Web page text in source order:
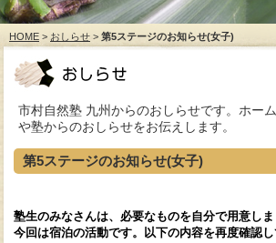
HOME > おしらせ > 第5ステージのお知らせ(女子)
市村自然塾 九州からのおしらせです。ホー
や塾からのおしらせをお伝えします。
第5ステージのお知らせ(女子)
塾生のみなさんは、必要なものを自分で用意しま
今回は宿泊の活動です。以下の内容を再度確認し